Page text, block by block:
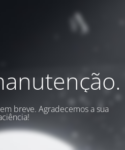
breve. Agradecemos a sua